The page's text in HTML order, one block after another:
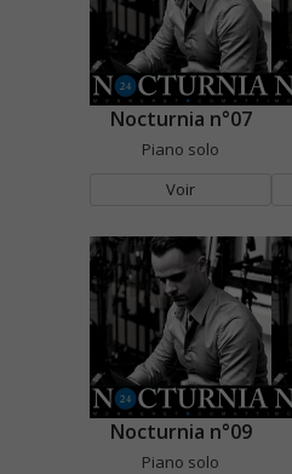
Nocturnia n°07
Piano solo
Voir
Nocturnia n°09
Piano solo